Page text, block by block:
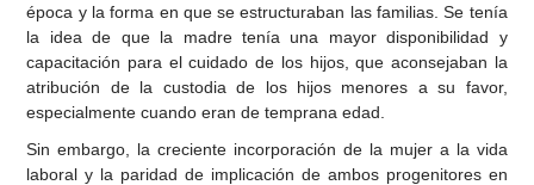
época y la forma en que se estructuraban las familias. Se tenía
la idea de que la madre tenía una mayor disponibilidad y
capacitación para el cuidado de los hijos, que aconsejaban la
atribución de la custodia de los hijos menores a su favor,
especialmente cuando eran de temprana edad.
Sin embargo, la creciente incorporación de la mujer a la vida
laboral y la paridad de implicación de ambos progenitores en